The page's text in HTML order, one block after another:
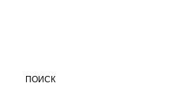
ПОИСК